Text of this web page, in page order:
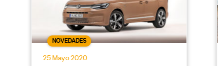
NOVEDADES
25 Mayo 2020